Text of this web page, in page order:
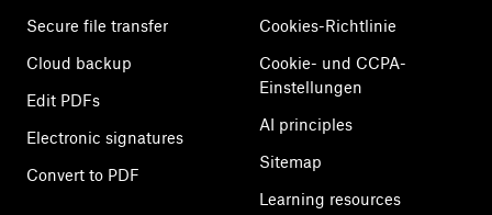
Secure file transfer
Cloud backup
Edit PDFs
Electronic signatures
Convert to PDF
Cookies-Richtlinie
Cookie- und CCPA-
Einstellungen
AI principles
Sitemap
Learning resources